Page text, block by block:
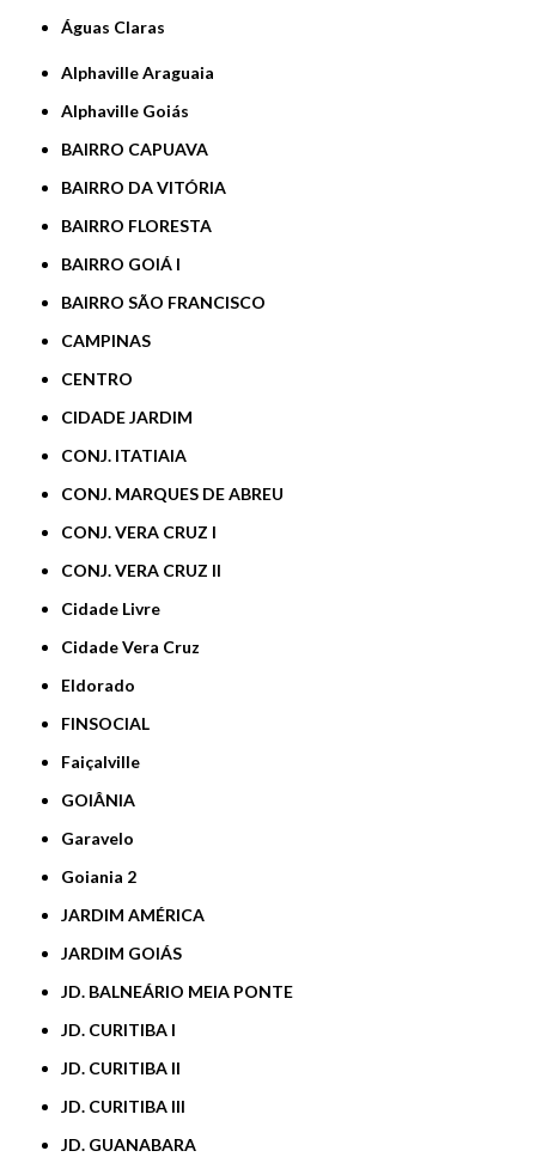
Águas Claras
Alphaville Araguaia
Alphaville Goiás
BAIRRO CAPUAVA
BAIRRO DA VITÓRIA
BAIRRO FLORESTA
BAIRRO GOIÁ I
BAIRRO SÃO FRANCISCO
CAMPINAS
CENTRO
CIDADE JARDIM
CONJ. ITATIAIA
CONJ. MARQUES DE ABREU
CONJ. VERA CRUZ I
CONJ. VERA CRUZ II
Cidade Livre
Cidade Vera Cruz
Eldorado
FINSOCIAL
Faiçalville
GOIÂNIA
Garavelo
Goiania 2
JARDIM AMÉRICA
JARDIM GOIÁS
JD. BALNEÁRIO MEIA PONTE
JD. CURITIBA I
JD. CURITIBA II
JD. CURITIBA III
JD. GUANABARA